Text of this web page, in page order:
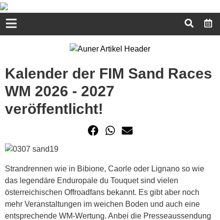
Kalender der FIM Sand Races
WM 2026 - 2027
veröffentlicht!
Strandrennen wie in Bibione, Caorle oder Lignano so wie
das legendäre Enduropale du Touquet sind vielen
österreichischen Offroadfans bekannt. Es gibt aber noch
mehr Veranstaltungen im weichen Boden und auch eine
entsprechende WM-Wertung. Anbei die Presseaussendung